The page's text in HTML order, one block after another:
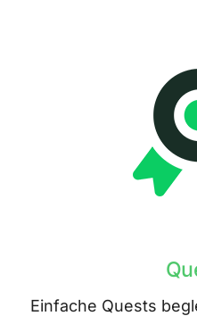
Einfache Quests